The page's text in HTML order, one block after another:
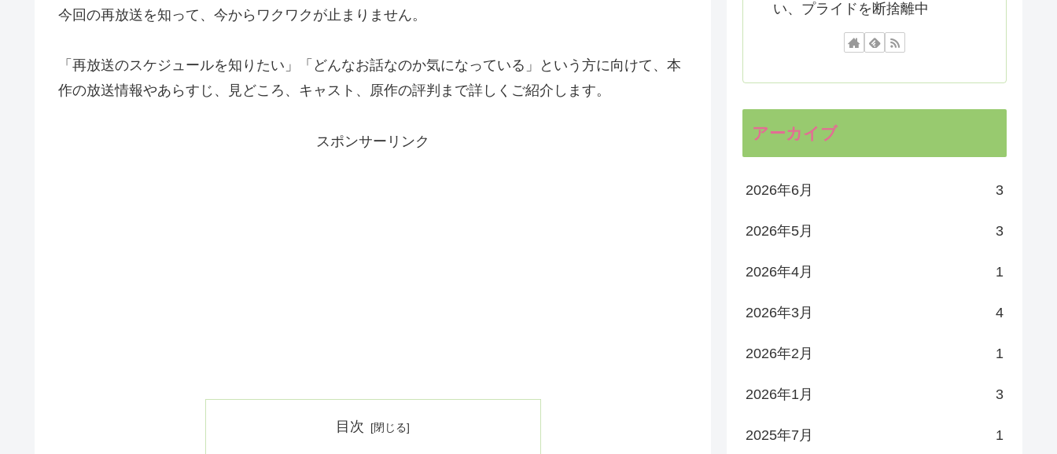
今回の再放送を知って、今からワクワクが止まりません。
「再放送のスケジュールを知りたい」「どんなお話なのか気になっている」という方に向けて、本
作の放送情報やあらすじ、見どころ、キャスト、原作の評判まで詳しくご紹介します。
スポンサーリンク
目次
い、プライドを断捨離中
アーカイブ
2026年6月 3
2026年5月 3
2026年4月 1
2026年3月 4
2026年2月 1
2026年1月 3
2025年7月 1